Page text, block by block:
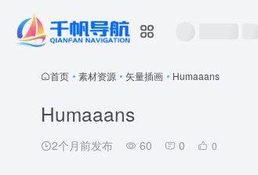
首页 • 素材资源 • 矢量插画 • Humaaans
Humaaans
2个月前发布 60 0 0